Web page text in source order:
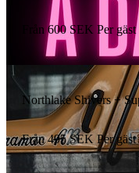
Från 600 SEK Per gäst
Northlake Shivers +
Från 495 SEK Per gäst